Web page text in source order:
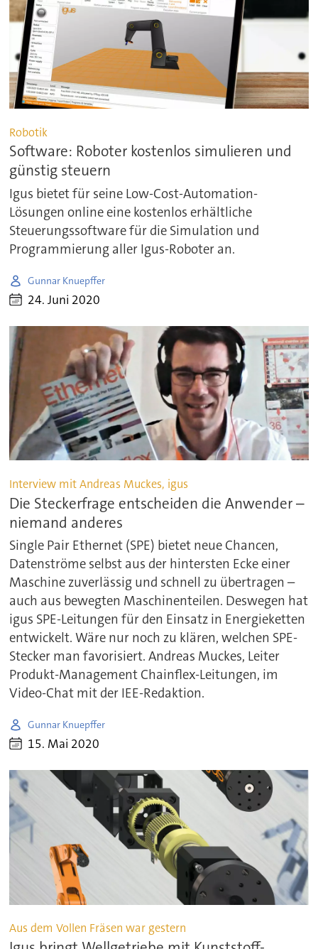
Robotik
Software: Roboter kostenlos simulieren und
günstig steuern
Igus bietet für seine Low-Cost-Automation-
Lösungen online eine kostenlos erhältliche
Steuerungssoftware für die Simulation und
Programmierung aller Igus-Roboter an.
Gunnar Knuepffer
24. Juni 2020
Interview mit Andreas Muckes, igus
Die Steckerfrage entscheiden die Anwender –
niemand anderes
Single Pair Ethernet (SPE) bietet neue Chancen,
Datenströme selbst aus der hintersten Ecke einer
Maschine zuverlässig und schnell zu übertragen –
auch aus bewegten Maschinenteilen. Deswegen hat
igus SPE-Leitungen für den Einsatz in Energieketten
entwickelt. Wäre nur noch zu klären, welchen SPE-
Stecker man favorisiert. Andreas Muckes, Leiter
Produkt-Management Chainflex-Leitungen, im
Video-Chat mit der IEE-Redaktion.
Gunnar Knuepffer
15. Mai 2020
Aus dem Vollen Fräsen war gestern